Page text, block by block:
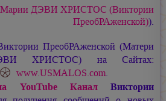
Марии ДЭВИ ХРИСТОС (Виктории
ПреобРАженской)).
ПреобРАженской (Матери
ХРИСТОС) на Сайтах:
www.USMALOS.com.
YouTube КаналВиктории